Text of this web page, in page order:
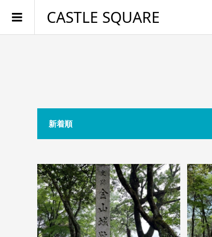
CASTLE SQUARE
新着順